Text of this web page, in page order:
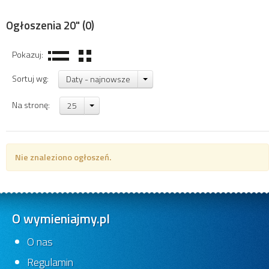
Ogłoszenia 20" (0)
Pokazuj:
Sortuj wg:
Daty - najnowsze
Na stronę: 25
Nie znaleziono ogłoszeń.
O wymieniajmy.pl
O nas
Regulamin